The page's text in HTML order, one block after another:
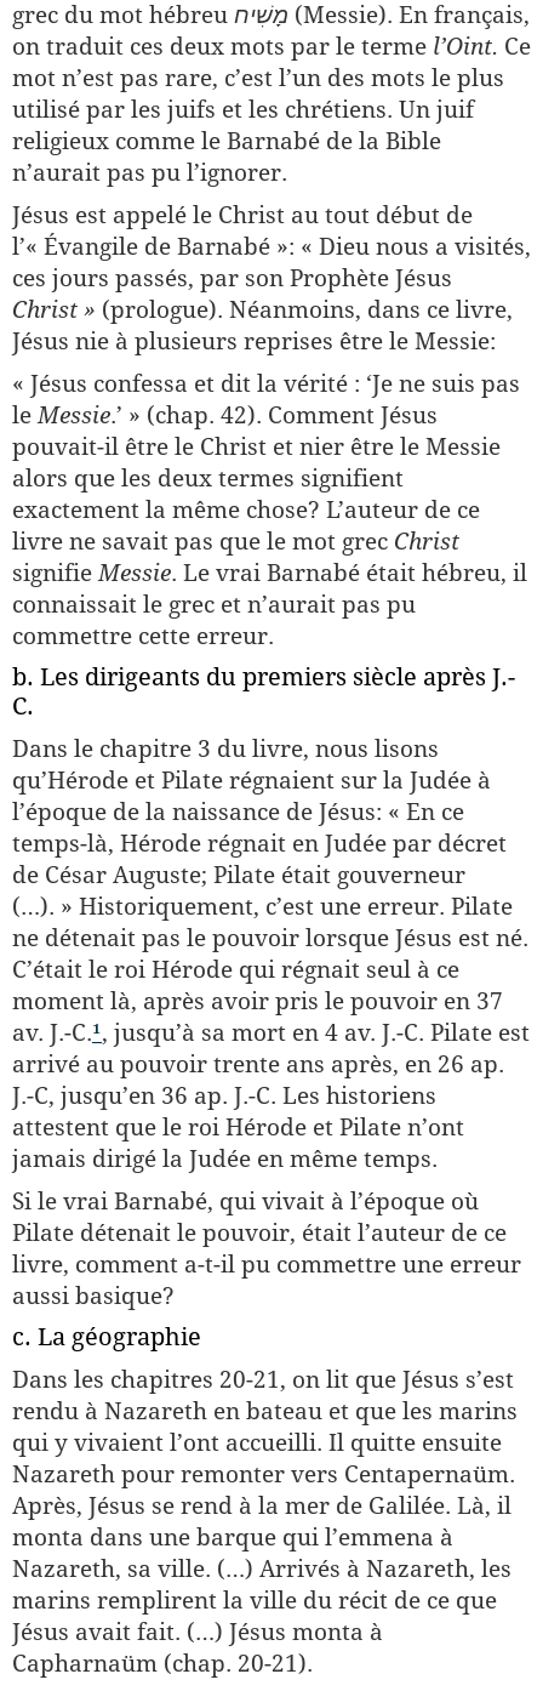
grec du mot hébreu מָשִׁיח (Messie). En français,
on traduit ces deux mots par le terme l’Oint. Ce
mot n’est pas rare, c’est l’un des mots le plus
utilisé par les juifs et les chrétiens. Un juif
religieux comme le Barnabé de la Bible
n’aurait pas pu l’ignorer.
Jésus est appelé le Christ au tout début de
l’« Évangile de Barnabé »: « Dieu nous a visités,
ces jours passés, par son Prophète Jésus
Christ » (prologue). Néanmoins, dans ce livre,
Jésus nie à plusieurs reprises être le Messie:
« Jésus confessa et dit la vérité : ‘Je ne suis pas
le Messie.’ » (chap. 42). Comment Jésus
pouvait-il être le Christ et nier être le Messie
alors que les deux termes signifient
exactement la même chose? L’auteur de ce
livre ne savait pas que le mot grec Christ
signifie Messie. Le vrai Barnabé était hébreu, il
connaissait le grec et n’aurait pas pu
commettre cette erreur.
b. Les dirigeants du premiers siècle après J.-
C.
Dans le chapitre 3 du livre, nous lisons
qu’Hérode et Pilate régnaient sur la Judée à
l’époque de la naissance de Jésus: « En ce
temps-là, Hérode régnait en Judée par décret
de César Auguste; Pilate était gouverneur
(…). » Historiquement, c’est une erreur. Pilate
ne détenait pas le pouvoir lorsque Jésus est né.
C’était le roi Hérode qui régnait seul à ce
moment là, après avoir pris le pouvoir en 37
av. J.-C.¹, jusqu’à sa mort en 4 av. J.-C. Pilate est
arrivé au pouvoir trente ans après, en 26 ap.
J.-C, jusqu’en 36 ap. J.-C. Les historiens
attestent que le roi Hérode et Pilate n’ont
jamais dirigé la Judée en même temps.
Si le vrai Barnabé, qui vivait à l’époque où
Pilate détenait le pouvoir, était l’auteur de ce
livre, comment a-t-il pu commettre une erreur
aussi basique?
c. La géographie
Dans les chapitres 20-21, on lit que Jésus s’est
rendu à Nazareth en bateau et que les marins
qui y vivaient l’ont accueilli. Il quitte ensuite
Nazareth pour remonter vers Centapernaüm.
Après, Jésus se rend à la mer de Galilée. Là, il
monta dans une barque qui l’emmena à
Nazareth, sa ville. (…) Arrivés à Nazareth, les
marins remplirent la ville du récit de ce que
Jésus avait fait. (…) Jésus monta à
Capharnaüm (chap. 20-21).